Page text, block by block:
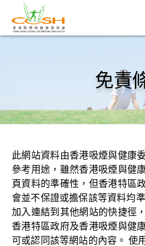
免責
此網站資料由香港吸煙與健康
參考用途，雖然香港吸煙與健
頁資料的準確性，但香港特區
會並不保證或擔保該等資料均
加入連結到其他網站的快捷徑
香港特區政府及香港吸煙與健
可或認同該等網站的內容。 使